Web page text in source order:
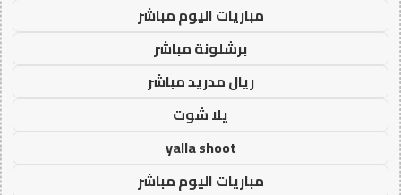
مباريات اليوم مباشر
برشلونة مباشر
ريال مدريد مباشر
يلا شوت
yalla shoot
مباريات اليوم مباشر